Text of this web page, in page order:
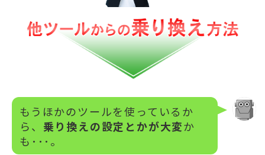
もうほかのツールを使っているか
ら、 乗り換えの設定とかが大変か
も･･･。